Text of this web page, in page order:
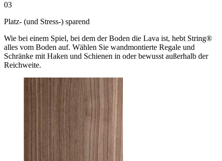
03
Platz- (und Stress-) sparend
Wie bei einem Spiel, bei dem der Boden die Lava ist, hebt String®
alles vom Boden auf. Wählen Sie wandmontierte Regale und
Schränke mit Haken und Schienen in oder bewusst außerhalb der
Reichweite.